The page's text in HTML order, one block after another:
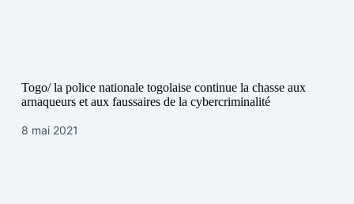
Togo/ la police nationale togolaise continue la chasse aux
arnaqueurs et aux faussaires de la cybercriminalité
8 mai 2021